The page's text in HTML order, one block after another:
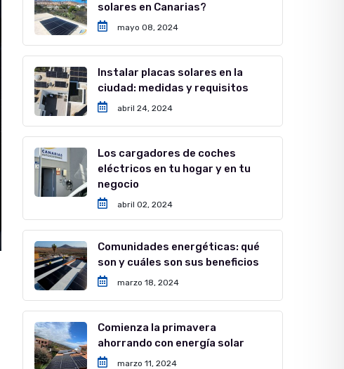
solares en Canarias?
mayo 08, 2024
Instalar placas solares en la
ciudad: medidas y requisitos
abril 24, 2024
Los cargadores de coches
eléctricos en tu hogar y en tu
negocio
abril 02, 2024
Comunidades energéticas: qué
son y cuáles son sus beneficios
marzo 18, 2024
Comienza la primavera
ahorrando con energía solar
marzo 11, 2024